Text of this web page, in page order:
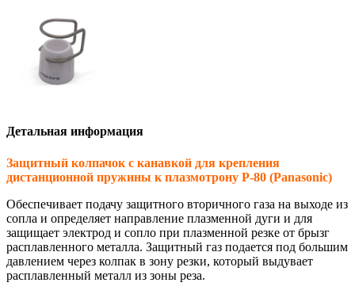
Детальная информация
Защитный колпачок с канавкой для крепления
дистанционной пружины к плазмотрону P-80 (Panasonic)
Обеспечивает подачу защитного вторичного газа на выходе из
сопла и определяет направление плазменной дуги и для
защищает электрод и сопло при плазменной резке от брызг
расплавленного металла. Защитный газ подается под большим
давлением через колпак в зону резки, который выдувает
расплавленный металл из зоны реза.